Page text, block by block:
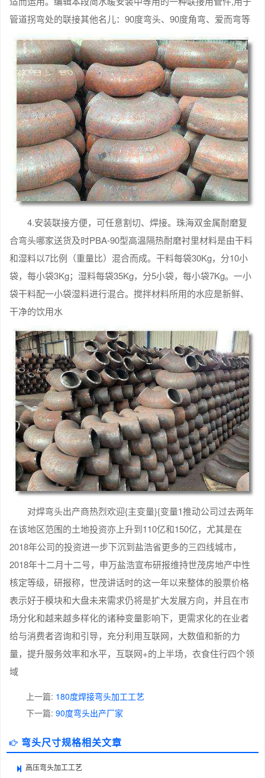
管道拐弯处的联接其他名儿：90度弯头、90度角弯、爱而弯等
4.安装联接方便，可任意割切、焊接。珠海双金属耐磨复
合弯头哪家送货及时PBA-90型高温隔热耐磨衬里材料是由干料
和湿料以7比例（重量比）混合而成。干料每袋30Kg，分10小
袋，每小袋3Kg；湿料每袋35Kg，分5小袋，每小袋7Kg。一小
袋干料配一小袋湿料进行混合。搅拌材料所用的水应是新鲜、
干净的饮用水
对焊弯头出产商热烈欢迎{主变量}{变量1推动公司过去两年
在该地区范围的土地投资亦上升到110亿和150亿，尤其是在
2018年公司的投资进一步下沉到盐浩省更多的三四线城市，
2018年十二月十二号，申万盐浩宣布研报维持世茂房地产中性
核定等级，研报称，世茂讲话时的这一年以来整体的股票价格
表示好于模块和大盘未来需求仍将是扩大发展方向，并且在市
场分化和越来越多样化的诸种变量影响下，更需求化的在业者
给与消费者咨询和引导，充分利用互联网，大数值和新的力
量，提升服务效率和水平，互联网+的上半场，衣食住行四个领
域
上一篇: 180度焊接弯头加工工艺
下一篇: 90度弯头出产厂家
弯头尺寸规格相关文章
高压弯头加工工艺